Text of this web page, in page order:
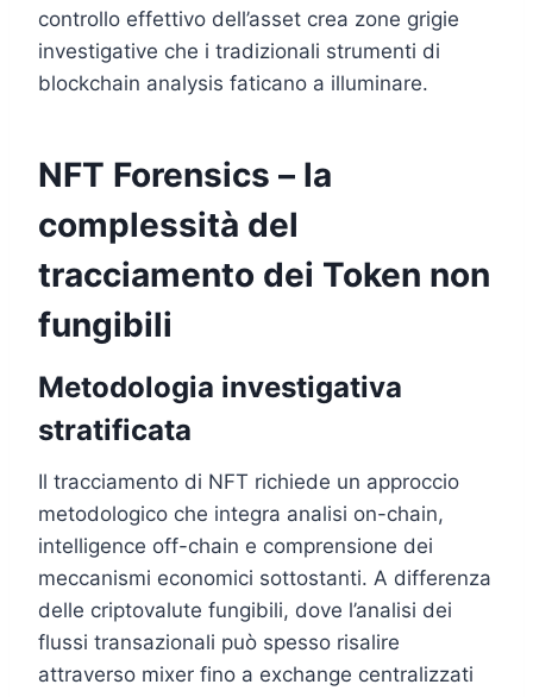
controllo effettivo dell’asset crea zone grigie
investigative che i tradizionali strumenti di
blockchain analysis faticano a illuminare.
NFT Forensics – la
complessità del
tracciamento dei Token non
fungibili
Metodologia investigativa
stratificata
Il tracciamento di NFT richiede un approccio
metodologico che integra analisi on-chain,
intelligence off-chain e comprensione dei
meccanismi economici sottostanti. A differenza
delle criptovalute fungibili, dove l’analisi dei
flussi transazionali può spesso risalire
attraverso mixer fino a exchange centralizzati